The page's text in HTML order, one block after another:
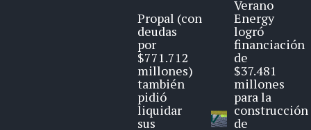
Propal (con
deudas
por
$771.712
millones)
también
pidió
liquidar
sus
Verano
Energy
logró
financiación
de
$37.481
millones
para la
construcción
de